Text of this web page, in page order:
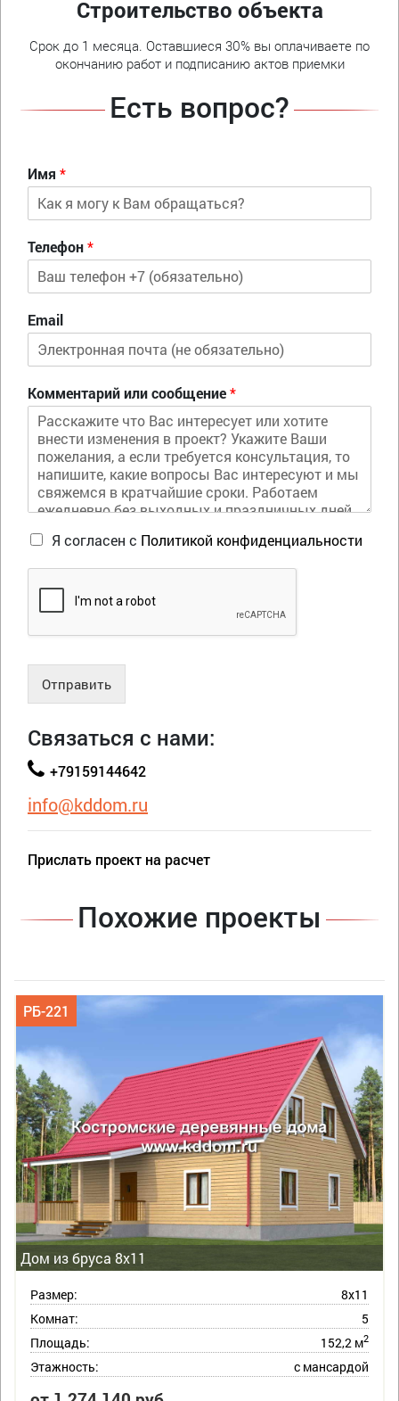
Строительство объекта
Срок до 1 месяца. Оставшиеся 30% вы оплачиваете по
окончанию работ и подписанию актов приемки
Есть вопрос?
Имя *
Телефон*
Email
Комментарий или сообщение*
Я согласен с Политикой конфиденциальности
Отправить
Связаться с нами:
+79159144642
info@kddom.ru
Прислать проект на расчет
Похожие проекты
Дом из бруса 8х11
РБ-221
Размер:
8х11
Комнат:
5
Площадь:
152,2 м2
Этажность: с мансардой